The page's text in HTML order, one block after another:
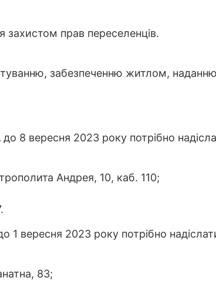
захистом прав переселенців.
забезпеченню житлом, наданню
до 8 вересня 2023 року потрібно
Андрея, 10, каб. 110;
1 вересня 2023 року потрібно
83;